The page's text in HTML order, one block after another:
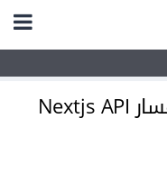
الكشف عن خطأ لمسار Nextjs API